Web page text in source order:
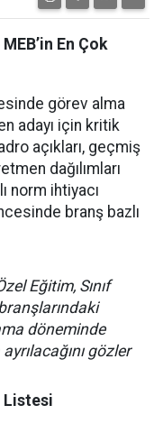
En Çok
görev alma
adayı için kritik
açıkları, geçmiş
dağılımları
norm ihtiyacı
branş bazlı
Eğitim, Sınıf
döneminde
gözler
Listesi